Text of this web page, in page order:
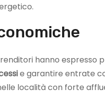
hanno espresso
e garantire entrate
località con forte